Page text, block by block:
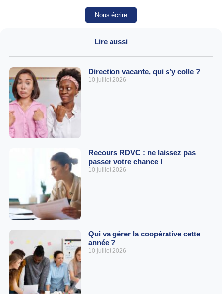
Nous écrire
Lire aussi
Direction vacante, qui s’y colle ?
10 juillet 2026
Recours RDVC : ne laissez pas
passer votre chance !
10 juillet 2026
Qui va gérer la coopérative cette
année ?
10 juillet 2026